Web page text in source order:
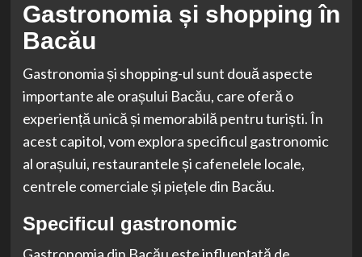
Gastronomia și shopping în
Bacău
Gastronomia și shopping-ul sunt două aspecte
importante ale orașului Bacău, care oferă o
experiență unică și memorabilă pentru turiști. În
acest capitol, vom explora specificul gastronomic
al orașului, restaurantele și cafenelele locale,
centrele comerciale și piețele din Bacău.
Specificul gastronomic